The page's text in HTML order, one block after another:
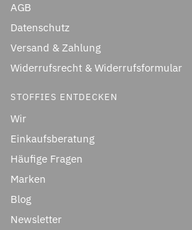
AGB
Datenschutz
Versand & Zahlung
Widerrufsrecht & Widerrufsformular
STOFFIES ENTDECKEN
Wir
Einkaufsberatung
Häufige Fragen
Marken
Blog
Newsletter